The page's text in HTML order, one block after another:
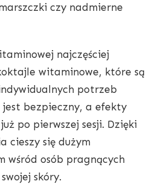
czy nadmierne
najczęściej
witaminowe, które są
potrzeb
bezpieczny, a efekty
po pierwszej sesji. Dzięki
cieszy się dużym
wśród osób pragnących
skóry.